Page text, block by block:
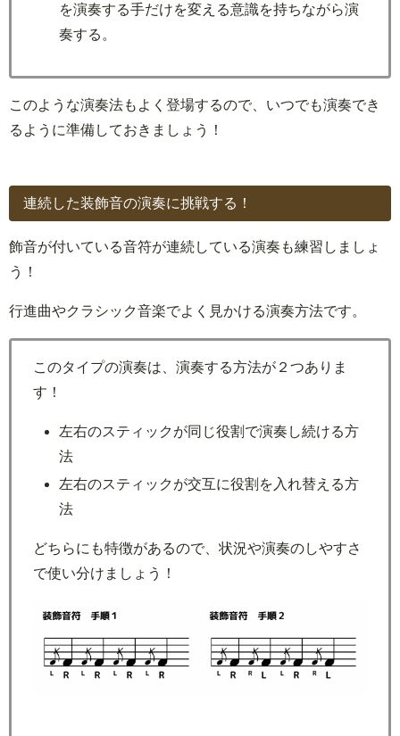
を演奏する手だけを変える意識を持ちながら演
奏する。
このような演奏法もよく登場するので、いつでも演奏でき
るように準備しておきましょう！
連続した装飾音の演奏に挑戦する！
飾音が付いている音符が連続している演奏も練習しましょ
う！
行進曲やクラシック音楽でよく見かける演奏方法です。
このタイプの演奏は、演奏する方法が２つありま
す！
左右のスティックが同じ役割で演奏し続ける方
法
左右のスティックが交互に役割を入れ替える方
法
どちらにも特徴があるので、状況や演奏のしやすさ
で使い分けましょう！